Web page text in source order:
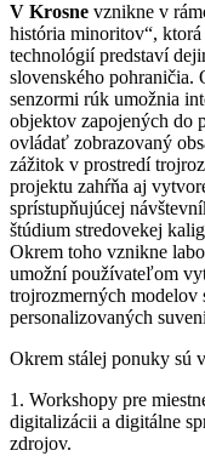
V Krosne vznikne v
história minoritov“,
technológií predstaví
slovenského pohraničia.
senzormi rúk umožnia
objektov zapojených do
ovládať zobrazovaný
zážitok v prostredí
projektu zahŕňa aj
sprístupňujúcej
štúdium stredovekej
Okrem toho vznikne
umožní používateľom
trojrozmerných
personalizovaných
Okrem stálej ponuky sú
1. Workshopy pre
digitalizácii a digitálne
zdrojov.